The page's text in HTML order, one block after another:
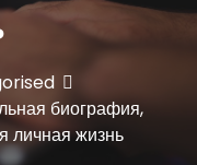
биография,
личная жизнь